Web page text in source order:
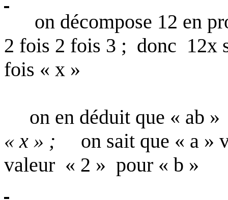
on décompose 12 en
2 fois 2 fois 3 ; donc 12x
fois « x »
on en déduit que « ab »
« x » ;
on sait que « a »
valeur « 2 » pour « b »